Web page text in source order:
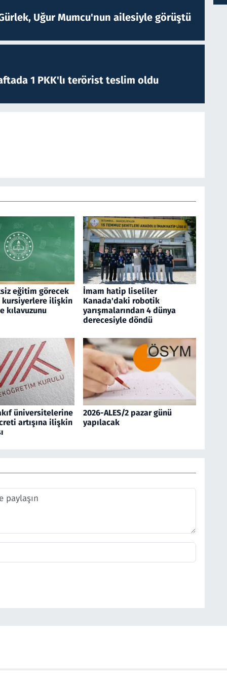
Uğur Mumcu'nun ailesiyle görüştü
1 PKK'lı terörist teslim oldu
eğitim görecek
kursiyerlere ilişkin
kılavuzunu
İmam hatip liseliler
Kanada'daki robotik
yarışmalarından 4 dünya
derecesiyle döndü
üniversitelerine
artışına ilişkin
2026-ALES/2 pazar günü
yapılacak